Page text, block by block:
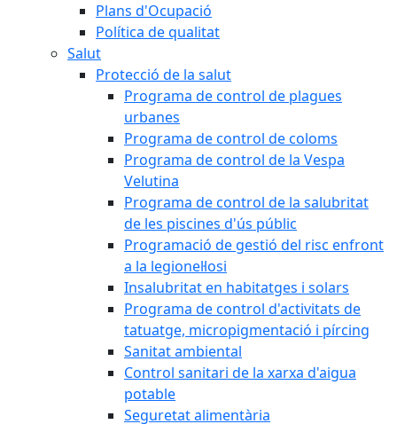
Plans d'Ocupació
Política de qualitat
Salut
Protecció de la salut
Programa de control de plagues
urbanes
Programa de control de coloms
Programa de control de la Vespa
Velutina
Programa de control de la salubritat
de les piscines d'ús públic
Programació de gestió del risc enfront
a la legionel·losi
Insalubritat en habitatges i solars
Programa de control d'activitats de
tatuatge, micropigmentació i pírcing
Sanitat ambiental
Control sanitari de la xarxa d'aigua
potable
Seguretat alimentària